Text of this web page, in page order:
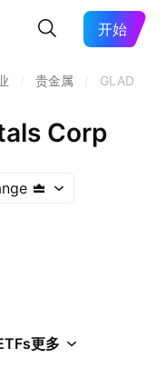
开始
贵金属 GLAD
Corp
更多